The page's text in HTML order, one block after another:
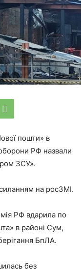
пошти» в
РФ назвали
ЗСУ».
на росЗМІ.
РФ вдарила по
в районі Сум,
БпЛА.
без